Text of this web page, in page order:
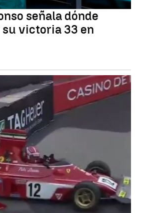
señala dónde
victoria 33 en